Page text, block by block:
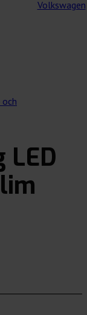
Volkswagen
och